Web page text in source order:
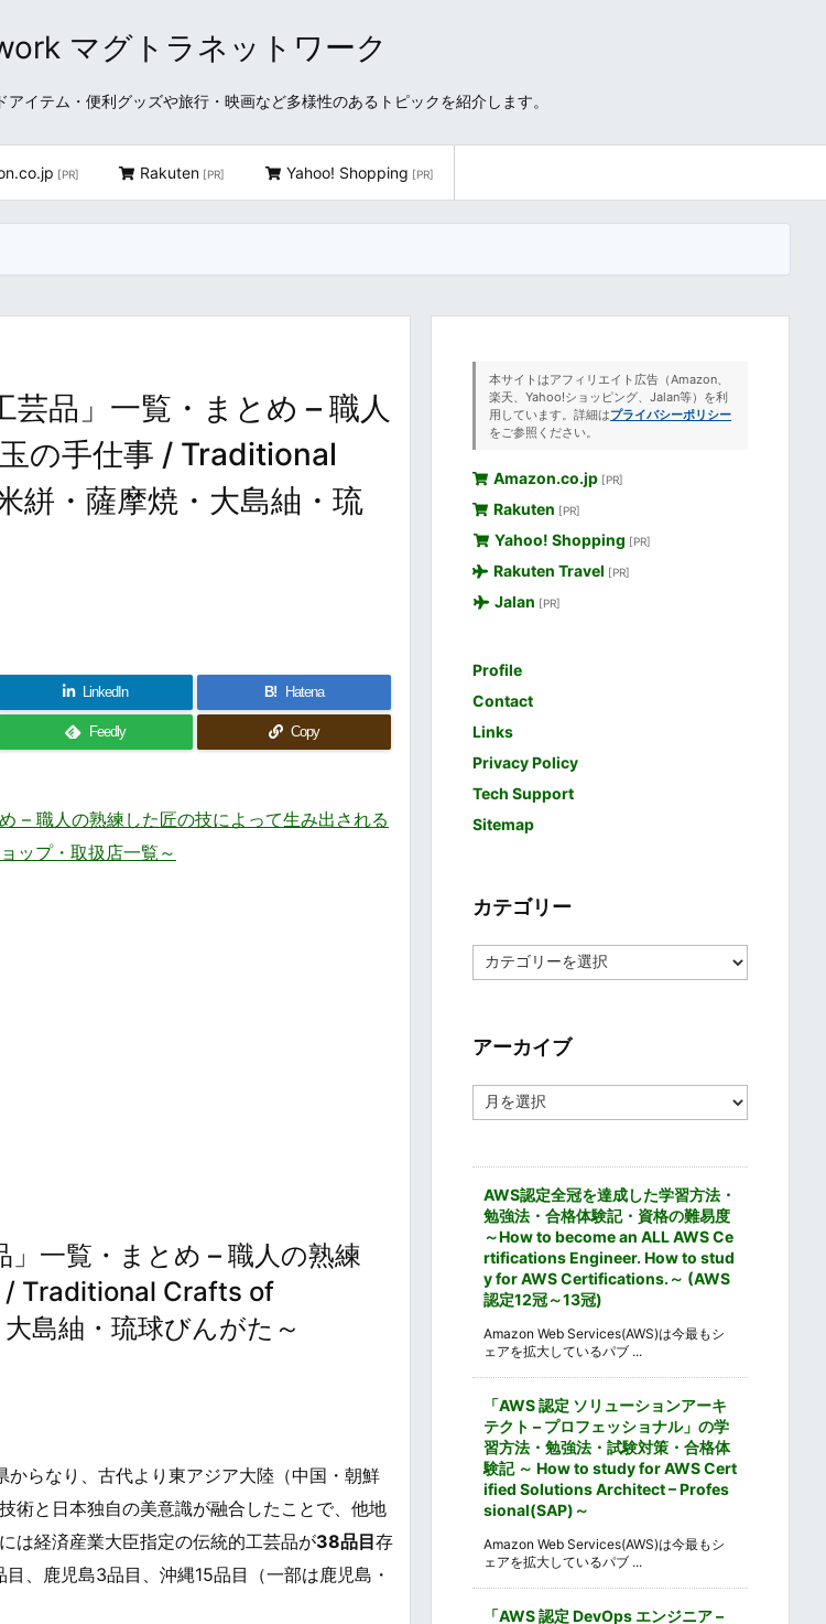
マグトラネットワーク
イテム・便利グッズや旅行・映画など多様性のあるトピックを紹介します。
[PR] Rakuten [PR] Yahoo! Shopping [PR]
品」一覧・まとめ – 職人
の手仕事 / Traditional
絣・薩摩焼・大島紬・琉
LinkedIn B! Hatena
Feedly Copy
– 職人の熟練した匠の技によって生み出される
ップ・取扱店一覧～
一覧・まとめ – 職人の熟練
/ Traditional Crafts of
島紬・琉球びんがた～
らなり、古代より東アジア大陸（中国・朝鮮
術と日本独自の美意識が融合したことで、他地
は経済産業大臣指定の伝統的工芸品が38品目存
、鹿児島3品目、沖縄15品目（一部は鹿児島・
本サイトはアフィリエイト広告（Amazon、
楽天、Yahoo!ショッピング、Jalan等）を利
用しています。詳細はプライバシーポリシー
をご参照ください。
Amazon.co.jp [PR]
Rakuten [PR]
Yahoo! Shopping [PR]
Rakuten Travel [PR]
Jalan [PR]
Profile
Contact
Links
Privacy Policy
Tech Support
Sitemap
カテゴリー
テ
ー
アーカイブ
ー
AWS認定全冠を達成した学習方法・
勉強法・合格体験記・資格の難易度
～How to become an ALL AWS Ce
rtifications Engineer. How to stud
y for AWS Certifications.～ (AWS
認定12冠～13冠)
Amazon Web Services(AWS)は今最もシ
ェアを拡大しているパブ ...
「AWS 認定 ソリューションアーキ
テクト – プロフェッショナル」の学
習方法・勉強法・試験対策・合格体
験記 ～ How to study for AWS Cert
ified Solutions Architect – Profes
sional(SAP)～
Amazon Web Services(AWS)は今最もシ
ェアを拡大しているパブ ...
「AWS 認定 DevOps エンジニア –